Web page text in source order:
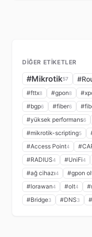
DIĞER ETIKETLER
#Mikrotik57
#fttx8 #gpon8
#bgp6 #fiber6
#yüksek performans6
#mikrotik-scripting5
#Access Point4
#RADIUS4 #UniFi4
#ağ cihazı4 #gpon
#lorawan4 #olt4
#Bridge3 #DNS3